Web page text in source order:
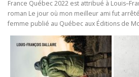
France Québec 2022 est attribué à
roman Le jour où mon meilleur ami fut
femme publié au Québec aux Éditions de